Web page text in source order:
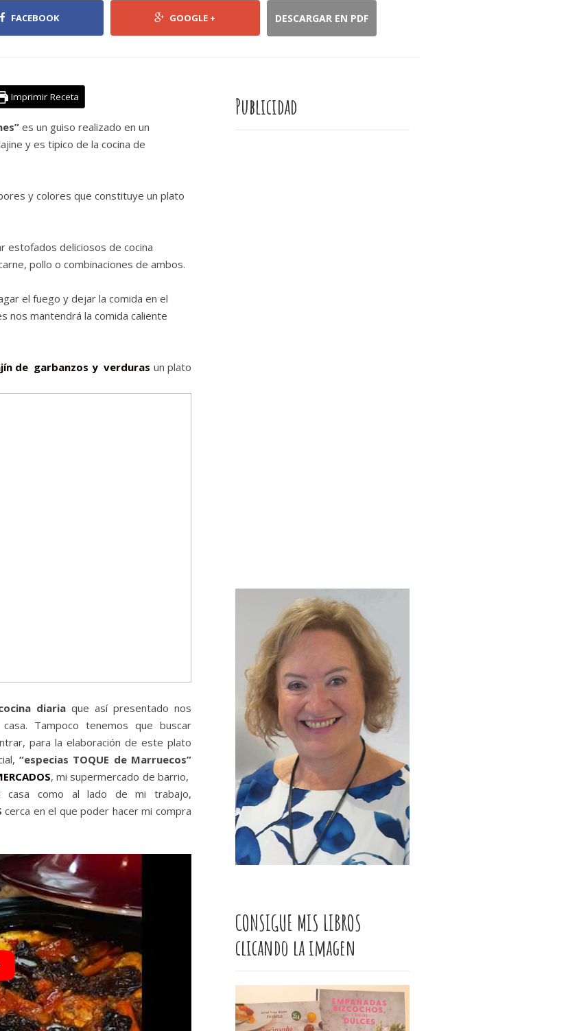
FACEBOOK GOOGLE + DESCARGAR EN PDF
Imprimir Receta
es un guiso realizado en un
y es tipico de la cocina de
y colores que constituye un plato
estofados deliciosos de cocina
pollo o combinaciones de ambos.
el fuego y dejar la comida en el
nos mantendrá la comida caliente
de garbanzos y verduras un plato
diariaque así presentado nos
Tampoco tenemos que buscar
para la elaboración de este plato
“especias TOQUE de Marruecos”
, mi supermercado de barrio,
como al lado de mi trabajo,
cerca en el que poder hacer mi compra
Publicidad
CONSIGUE MIS LIBROS
clicando la imagen